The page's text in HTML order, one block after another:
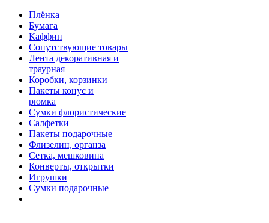
Плёнка
Бумага
Каффин
Сопутствующие товары
Лента декоративная и
траурная
Коробки, корзинки
Пакеты конус и
рюмка
Сумки флористические
Салфетки
Пакеты подарочные
Флизелин, органза
Сетка, мешковина
Конверты, открытки
Игрушки
Сумки подарочные